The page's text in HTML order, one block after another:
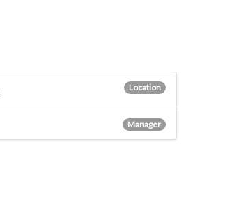
Location
Manager